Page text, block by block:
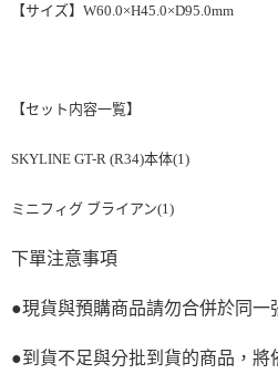
【サイズ】W60.0×H45.0×D95.0mm
【セット内容一覧】
SKYLINE GT-R (R34)本体(1)
ミニフィグ ブライアン(1)
下單注意事項
●現貨與預購商品請勿合併於同一
●到貨不足與分批到貨的商品，將